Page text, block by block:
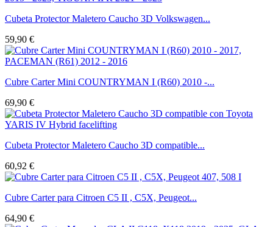
Cubeta Protector Maletero Caucho 3D Volkswagen...
59,90 €
Cubre Carter Mini COUNTRYMAN I (R60) 2010 -...
69,90 €
Cubeta Protector Maletero Caucho 3D compatible...
60,92 €
Cubre Carter para Citroen C5 II , C5X, Peugeot...
64,90 €